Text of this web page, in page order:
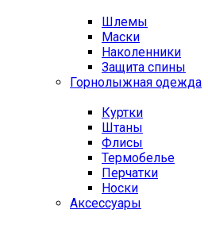
Шлемы
Маски
Наколенники
Защита спины
Горнолыжная одежда
Куртки
Штаны
Флисы
Термобелье
Перчатки
Носки
Аксессуары